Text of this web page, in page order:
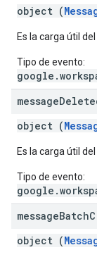
object (
Es la carga útil
Tipo de evento:
message
object (
Es la carga útil
Tipo de evento:
messageBatch
object (